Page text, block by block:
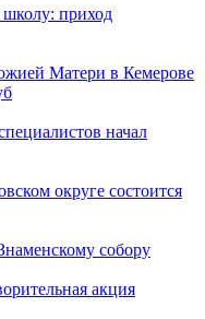
приход
Матери в Кемерове
начал
округе состоится
собору
акция